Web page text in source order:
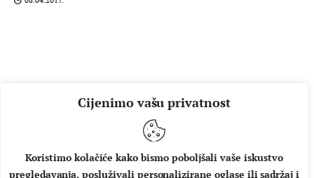
Cijenimo vašu privatnost
Koristimo kolačiće kako bismo poboljšali vaše iskustvo
pregledavanja, posluživali personalizirane oglase ili sadržaj i